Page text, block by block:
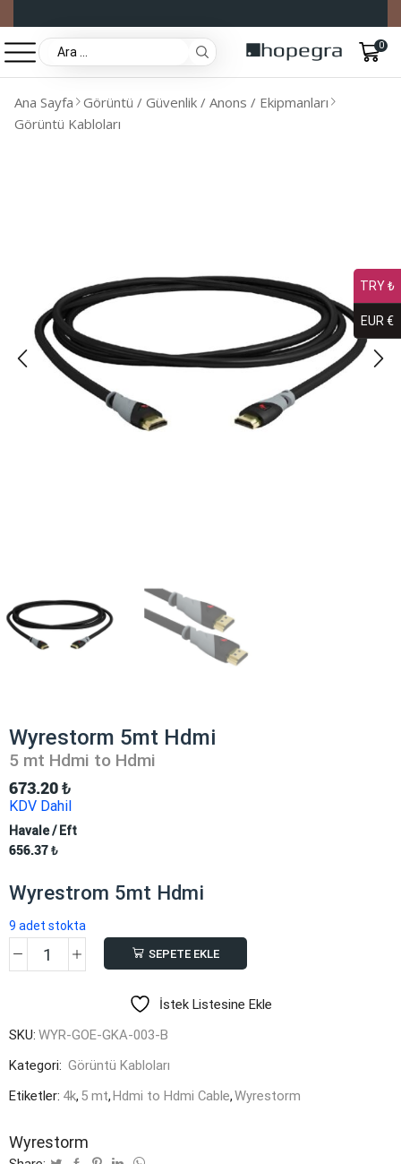
0
Ana Sayfa Görüntü / Güvenlik / Anons / Ekipmanları
Görüntü Kabloları
Wyrestorm 5mt Hdmi
5 mt Hdmi to Hdmi
673.20₺
KDV Dahil
Havale / Eft
656.37₺
Wyrestrom 5mt Hdmi
9 adet stokta
Wyrestorm
adet
SEPETE EKLE
İstek Listesine Ekle
SKU: WYR-GOE-GKA-003-B
Kategori: Görüntü Kabloları
Etiketler: 4k, 5 mt, Hdmi to Hdmi Cable,Wyrestorm
Wyrestorm
TRY ₺
EUR €